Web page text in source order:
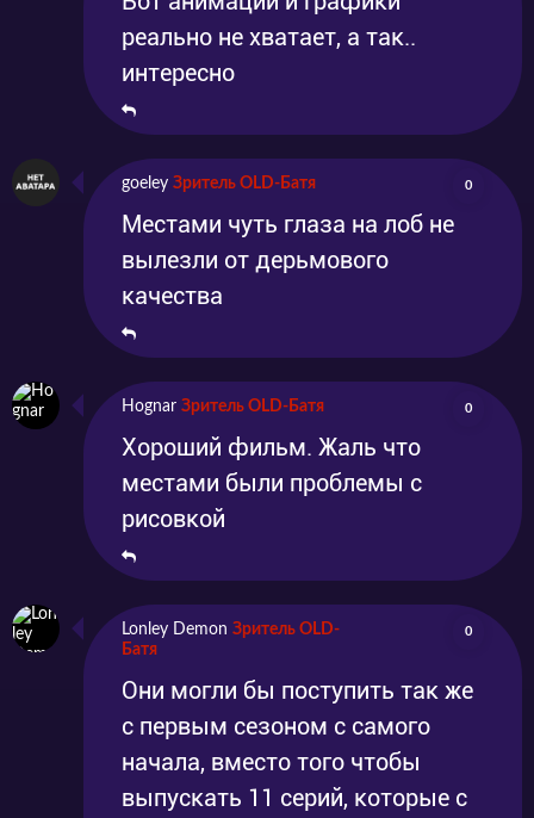
реально не хватает, а так..
интересно
goeley Зритель OLD-Батя 0
Местами чуть глаза на лоб не
вылезли от дерьмового
качества
Hognar Зритель OLD-Батя 0
Хороший фильм. Жаль что
местами были проблемы с
рисовкой
Lonley Demon Зритель OLD-
Батя
0
Они могли бы поступить так же
с первым сезоном с самого
начала, вместо того чтобы
выпускать 11 серий, которые с